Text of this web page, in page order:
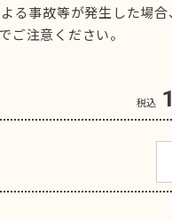
る事故等が発生した場合
ご注意ください。
税込